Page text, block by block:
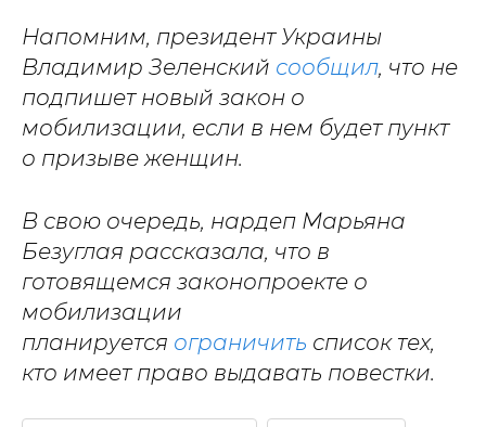
Напомним, президент Украины
Владимир Зеленский сообщил, что не
подпишет новый закон о
мобилизации, если в нем будет пункт
о призыве женщин.
В свою очередь, нардеп Марьяна
Безуглая рассказала, что в
готовящемся законопроекте о
мобилизации
планируется ограничить список тех,
кто имеет право выдавать повестки.